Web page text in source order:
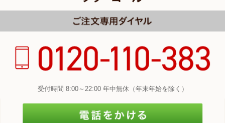
受付時間 8:00～22:00 年中無休（年末年始を除く）